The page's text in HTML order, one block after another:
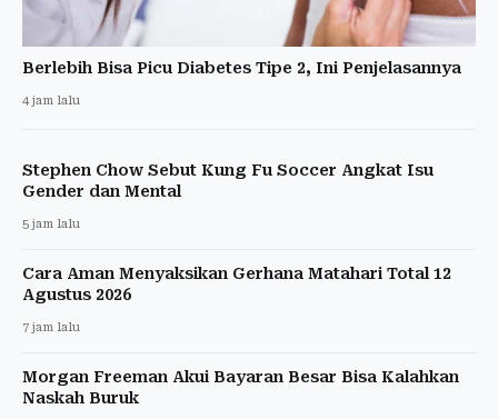
Berlebih Bisa Picu Diabetes Tipe 2, Ini Penjelasannya
4 jam lalu
Stephen Chow Sebut Kung Fu Soccer Angkat Isu
Gender dan Mental
5 jam lalu
Cara Aman Menyaksikan Gerhana Matahari Total 12
Agustus 2026
7 jam lalu
Morgan Freeman Akui Bayaran Besar Bisa Kalahkan
Naskah Buruk